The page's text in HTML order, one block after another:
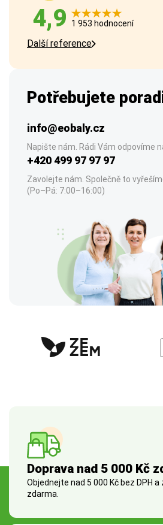
4,9 1 953 hodnocení
Další reference
Potřebujete
info@eobaly.cz
Napište nám. Rádi Vám odpovíme
+420 499 97 97 97
Zavolejte nám. Společně to
(Po–Pá: 7:00–16:00)
Doprava nad 5 000 Kč
Objednejte nad 5 000 Kč bez DPH
zdarma.